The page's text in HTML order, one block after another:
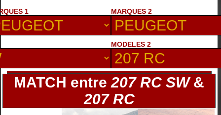
1 MARQUES 2
MODELES 2
MATCH entre207 RC SW&
207 RC